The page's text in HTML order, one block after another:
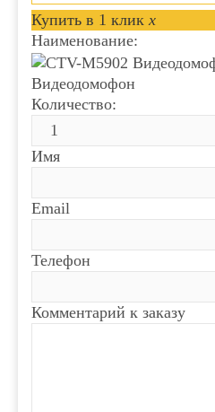
Купить в 1 клик x
Наименование:
Видеодомофон
Количество:
Имя
Email
Телефон
Комментарий к заказу